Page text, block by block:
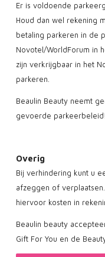
​Er is voldoende
Houd dan wel rekening
betaling parkeren in de
Novotel/WorldForum in
zijn verkrijgbaar in het
parkeren.
Beaulin Beauty neemt
gevoerde parkeerbeleid!
Overig
Bij verhindering kunt u
afzeggen of
hiervoor kosten in
Beaulin beauty
Gift For You en de